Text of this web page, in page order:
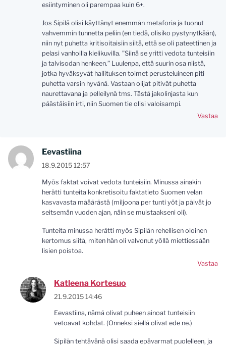
esiintyminen oli parempaa kuin 6+.
Jos Sipilä olisi käyttänyt enemmän metaforia ja tuonut
vahvemmin tunnetta peliin (en tiedä, olisiko pystynytkään),
niin nyt puhetta kritisoitaisiin siitä, että se oli pateettinen ja
pelasi vanhoilla kielikuvilla. ”Siinä se yritti vedota tunteisiin
ja talvisodan henkeen.” Luulenpa, että suurin osa niistä,
jotka hyväksyvät hallituksen toimet perusteluineen piti
puhetta varsin hyvänä. Vastaan olijat pitivät puhetta
naurettavana ja pelleilynä tms. Tästä jakolinjasta kun
päästäisiin irti, niin Suomen tie olisi valoisampi.
Vastaa
Eevastiina
18.9.2015 12:57
Myös faktat voivat vedota tunteisiin. Minussa ainakin
herätti tunteita konkretisoitu faktatieto Suomen velan
kasvavasta määärästä (miljoona per tunti yöt ja päivät jo
seitsemän vuoden ajan, näin se muistaakseni oli).
Tunteita minussa herätti myös Sipilän rehellisen oloinen
kertomus siitä, miten hän oli valvonut yöllä miettiessään
lisien poistoa.
Vastaa
Katleena Kortesuo
21.9.2015 14:46
Eevastiina, nämä olivat puheen ainoat tunteisiin
vetoavat kohdat. (Onneksi siellä olivat ede ne.)
Sipilän tehtävänä olisi saada epävarmat puolelleen, ja